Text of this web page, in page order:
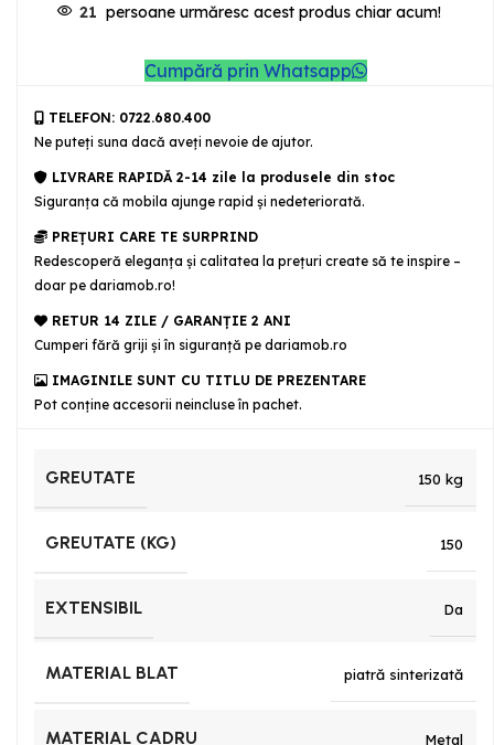
21 persoane urmăresc acest produs chiar acum!
Cumpără prin Whatsapp
TELEFON: 0722.680.400
Ne puteţi suna dacă aveţi nevoie de ajutor.
LIVRARE RAPIDĂ 2-14 zile la produsele din stoc
Siguranţa că mobila ajunge rapid şi nedeteriorată.
PREȚURI CARE TE SURPRIND
Redescoperă eleganța și calitatea la prețuri create să te inspire –
doar pe dariamob.ro!
RETUR 14 ZILE / GARANŢIE 2 ANI
Cumperi fără griji şi în siguranţă pe dariamob.ro
IMAGINILE SUNT CU TITLU DE PREZENTARE
Pot conține accesorii neincluse în pachet.
GREUTATE 150 kg
GREUTATE (KG) 150
EXTENSIBIL Da
MATERIAL BLAT piatră sinterizată
MATERIAL CADRU Metal